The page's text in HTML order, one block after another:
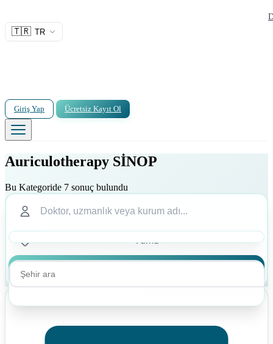
🇹🇷 TR
Giriş Yap Ücretsiz Kayıt Ol
Auriculotherapy SİNOP
Bu Kategoride 7 sonuç bulundu